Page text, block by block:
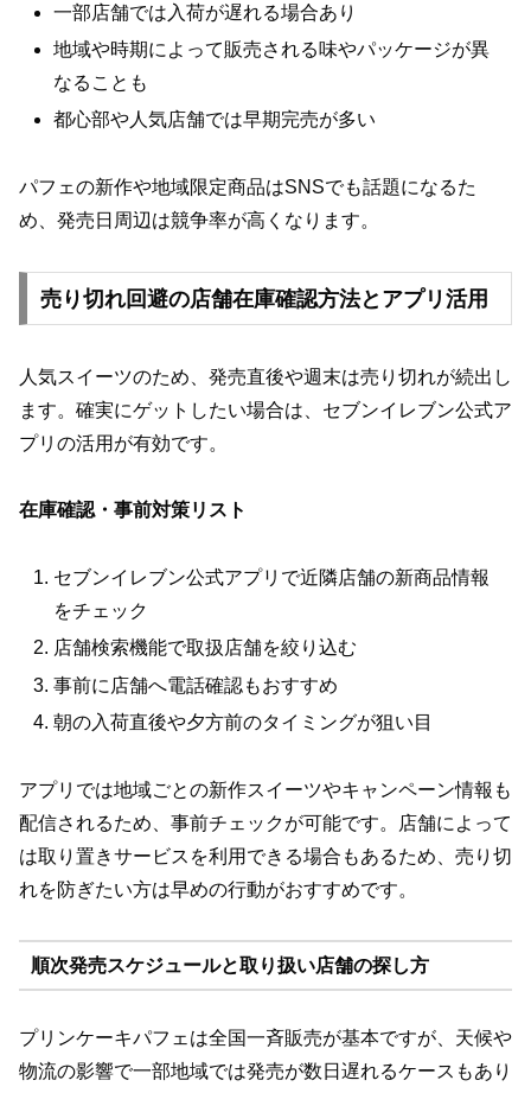
一部店舗では入荷が遅れる場合あり
地域や時期によって販売される味やパッケージが異
なることも
都心部や人気店舗では早期完売が多い
パフェの新作や地域限定商品はSNSでも話題になるた
め、発売日周辺は競争率が高くなります。
売り切れ回避の店舗在庫確認方法とアプリ活用
人気スイーツのため、発売直後や週末は売り切れが続出し
ます。確実にゲットしたい場合は、セブンイレブン公式ア
プリの活用が有効です。
在庫確認・事前対策リスト
セブンイレブン公式アプリで近隣店舗の新商品情報
をチェック
店舗検索機能で取扱店舗を絞り込む
事前に店舗へ電話確認もおすすめ
朝の入荷直後や夕方前のタイミングが狙い目
アプリでは地域ごとの新作スイーツやキャンペーン情報も
配信されるため、事前チェックが可能です。店舗によって
は取り置きサービスを利用できる場合もあるため、売り切
れを防ぎたい方は早めの行動がおすすめです。
順次発売スケジュールと取り扱い店舗の探し方
プリンケーキパフェは全国一斉販売が基本ですが、天候や
物流の影響で一部地域では発売が数日遅れるケースもあり